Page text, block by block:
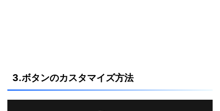
3.ボタンのカスタマイズ方法